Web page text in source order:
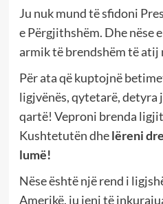
Ju nuk mund të sfidoni
e Përgjithshëm. Dhe nëse
armik të brendshëm të
Për ata që kuptojnë
ligjvënës, qytetarë, detyra
qartë! Veproni brenda
Kushtetutën dhelëreni
lumë!
Nëse është një rend i
Amerikë, ju jeni të